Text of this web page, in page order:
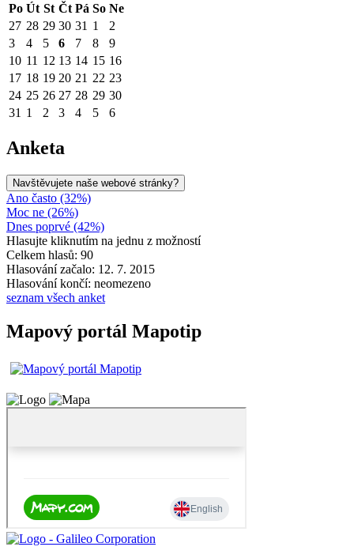
Po Út St Čt Pá So Ne
27 28 29 30 31 1
2
3
4 5 6 7 8
9
10 11 12 13 14 15 16
17 18 19 20 21 22 23
24 25 26 27 28 29 30
31 1 2 3 4 5 6
Anketa
Navštěvujete naše webové stránky?
Ano často (32%)
Moc ne (26%)
Dnes poprvé (42%)
Hlasujte kliknutím na jednu z možností
Celkem hlasů: 90
Hlasování začalo: 12. 7. 2015
Hlasování končí: neomezeno
seznam všech anket
Mapový portál Mapotip